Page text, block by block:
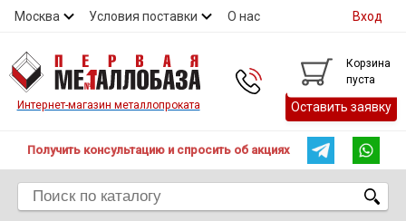
Москва Условия поставки О нас
Контакты
Вход
Интернет-магазин металлопроката
Корзина
пуста
Оставить заявку
Получить консультацию и спросить об акциях